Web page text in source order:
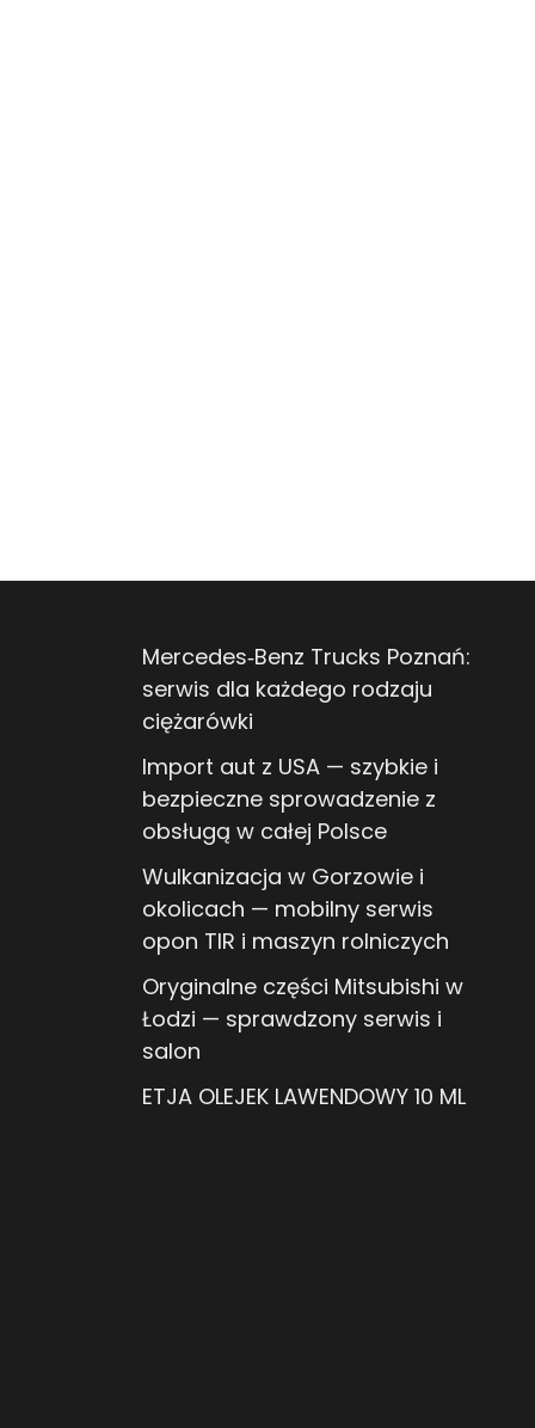
Mercedes‑Benz Trucks Poznań:
serwis dla każdego rodzaju
ciężarówki
Import aut z USA — szybkie i
bezpieczne sprowadzenie z
obsługą w całej Polsce
Wulkanizacja w Gorzowie i
okolicach — mobilny serwis
opon TIR i maszyn rolniczych
Oryginalne części Mitsubishi w
Łodzi — sprawdzony serwis i
salon
ETJA OLEJEK LAWENDOWY 10 ML